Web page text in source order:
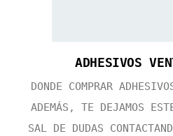
ADHESIVOS
DONDE COMPRAR
ADEMÁS, TE DEJAMOS
SAL DE DUDAS